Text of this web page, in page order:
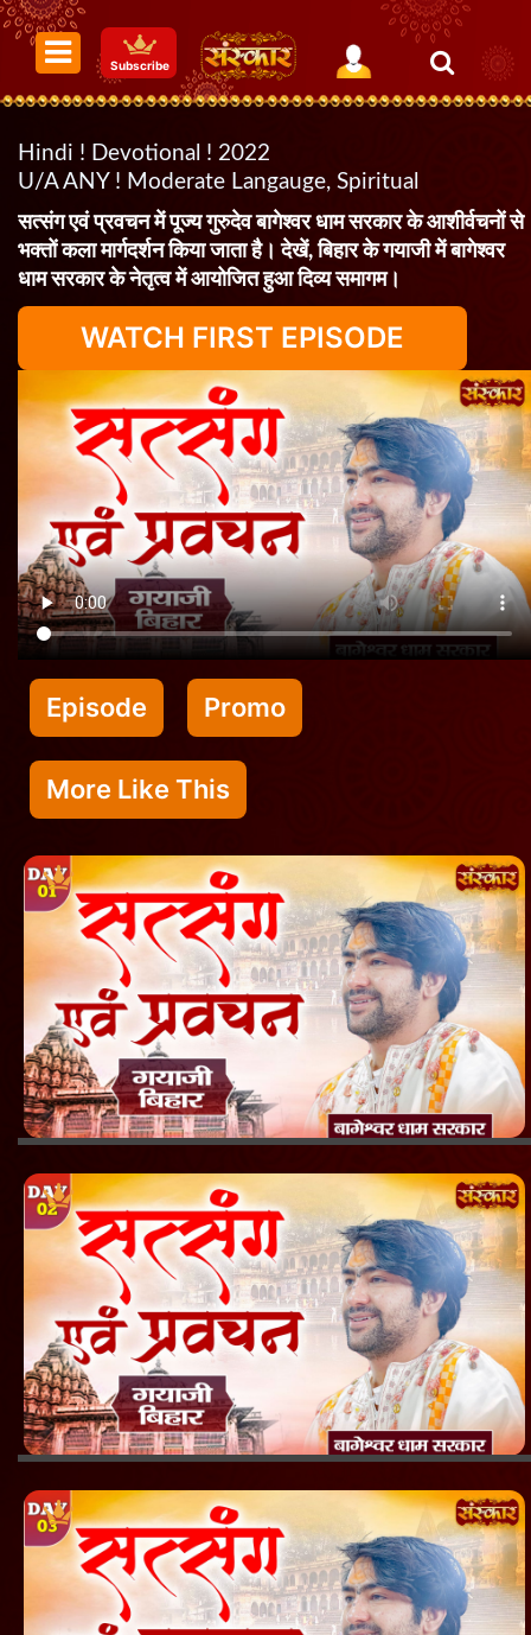
Subscribe
Hindi ! Devotional ! 2022
U/A ANY ! Moderate Langauge, Spiritual
सत्संग एवं प्रवचन में पूज्य गुरुदेव बागेश्वर धाम सरकार के आशीर्वचनों से
भक्तों कला मार्गदर्शन किया जाता है। देखें, बिहार के गयाजी में बागेश्वर
धाम सरकार के नेतृत्व में आयोजित हुआ दिव्य समागम।
WATCH FIRST EPISODE
Episode Promo
More Like This